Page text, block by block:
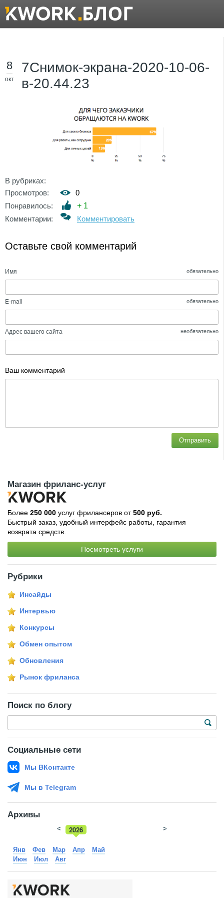
8
окт
7Снимок-экрана-2020-10-06-
в-20.44.23
В рубриках:
Просмотров:
0
Понравилось:
+ 1
Комментарии:
Комментировать
Оставьте свой комментарий
Имя обязательно
E-mail обязательно
Адрес вашего сайта необязательно
Ваш комментарий
Отправить
Магазин фриланс-услуг
Более 250 000 услуг фрилансеров от500 руб.
Быстрый заказ, удобный интерфейс работы, гарантия
возврата средств.
Посмотреть услуги
Рубрики
Инсайды
Интервью
Конкурсы
Обмен опытом
Обновления
Рынок фриланса
Поиск по блогу
Социальные сети
Мы ВКонтакте
Мы в Telegram
Архивы
2026
2025
< >
Янв Фев Мар Апр
Май
Июн
Июл Авг